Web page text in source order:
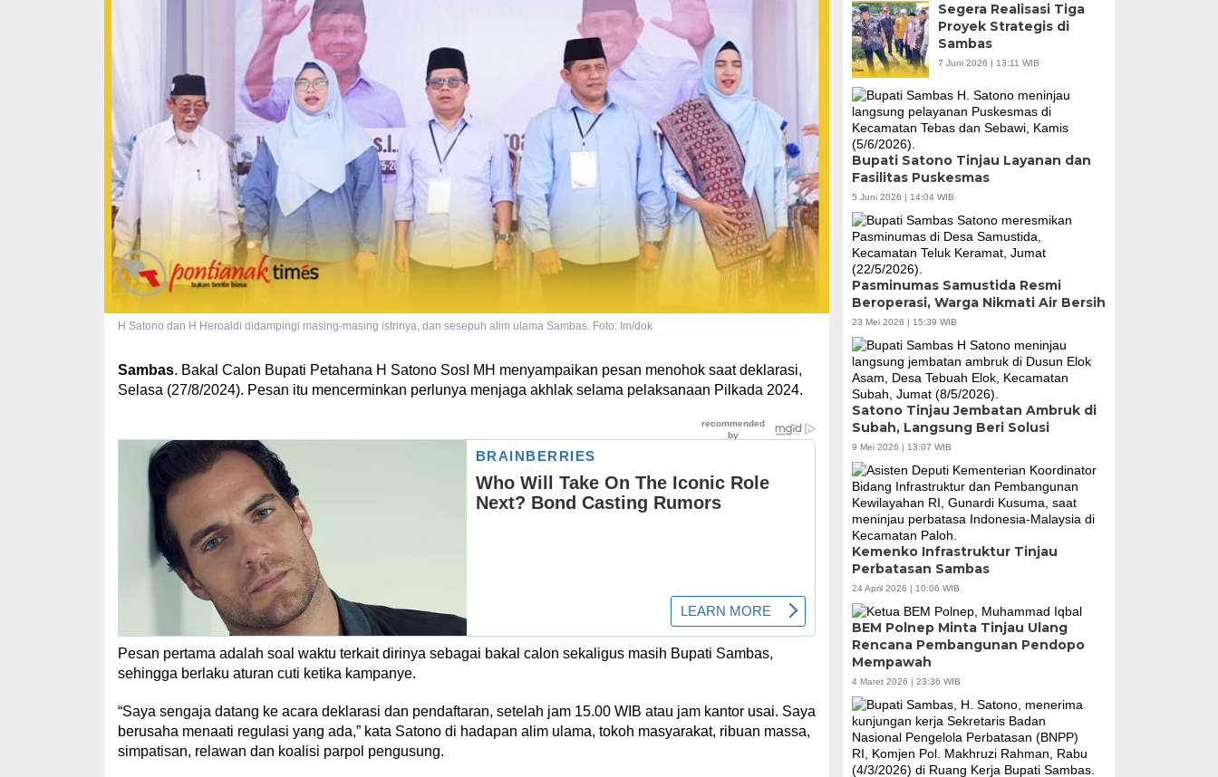
H Satono dan H Heroaldi didampingi masing-masing istrinya, dan sesepuh alim ulama Sambas. Foto: Im/dok
Sambas. Bakal Calon Bupati Petahana H Satono SosI MH menyampaikan pesan menohok saat deklarasi,
Selasa (27/8/2024). Pesan itu mencerminkan perlunya menjaga akhlak selama pelaksanaan Pilkada 2024.
Pesan pertama adalah soal waktu terkait dirinya sebagai bakal calon sekaligus masih Bupati Sambas,
sehingga berlaku aturan cuti ketika kampanye.
“Saya sengaja datang ke acara deklarasi dan pendaftaran, setelah jam 15.00 WIB atau jam kantor usai. Saya
berusaha menaati regulasi yang ada,” kata Satono di hadapan alim ulama, tokoh masyarakat, ribuan massa,
simpatisan, relawan dan koalisi parpol pengusung.
Segera Realisasi Tiga
Proyek Strategis di
Sambas
7 Juni 2026 | 13:11 WIB
Bupati Satono Tinjau Layanan dan
Fasilitas Puskesmas
5 Juni 2026 | 14:04 WIB
Pasminumas Samustida Resmi
Beroperasi, Warga Nikmati Air Bersih
23 Mei 2026 | 15:39 WIB
Satono Tinjau Jembatan Ambruk di
Subah, Langsung Beri Solusi
9 Mei 2026 | 13:07 WIB
Kemenko Infrastruktur Tinjau
Perbatasan Sambas
24 April 2026 | 10:06 WIB
BEM Polnep Minta Tinjau Ulang
Rencana Pembangunan Pendopo
Mempawah
4 Maret 2026 | 23:36 WIB